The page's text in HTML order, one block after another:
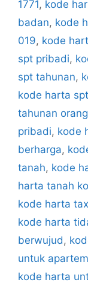
1771, kode
badan, kode
019, kode
spt pribadi,
spt tahunan,
kode harta
tahunan
pribadi, kode
berharga,
tanah, kode
harta tanah
kode harta
kode harta
berwujud,
untuk
kode harta